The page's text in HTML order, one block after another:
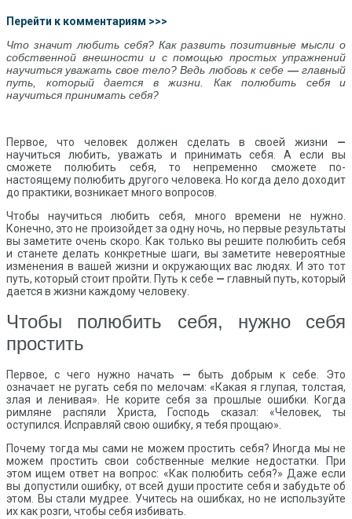
Перейти к комментариям >>>
Что значит любить себя? Как развить позитивные мысли о
собственной внешности и с помощью простых упражнений
научиться уважать свое тело? Ведь любовь к себе —главный
путь, который дается в жизни. Как полюбить себя и
научиться принимать себя?
Первое, что человек должен сделать в своей жизни —
научиться любить, уважать и принимать себя. А если вы
сможете полюбить себя, то непременно сможете по-
настоящему полюбить другого человека. Но когда дело доходит
до практики, возникает много вопросов.
Чтобы научиться любить себя, много времени не нужно.
Конечно, это не произойдет за одну ночь, но первые результаты
вы заметите очень скоро. Как только вы решите полюбить себя
и станете делать конкретные шаги, вы заметите невероятные
изменения в вашей жизни и окружающих вас людях. И это тот
путь, который стоит пройти. Путь к себе — главный путь, который
дается в жизни каждому человеку.
Чтобы полюбить себя, нужно себя
простить
Первое, с чего нужно начать — быть добрым к себе. Это
означает не ругать себя по мелочам: «Какая я глупая, толстая,
злая и ленивая». Не корите себя за прошлые ошибки. Когда
римляне распяли Христа, Господь сказал: «Человек, ты
оступился. Исправляй свою ошибку, я тебя прощаю».
Почему тогда мы сами не можем простить себя? Иногда мы не
можем простить свои собственные мелкие недостатки. При
этом ищем ответ на вопрос: «Как полюбить себя?» Даже если
вы допустили ошибку, от всей души простите себя и забудьте об
этом. Вы стали мудрее. Учитесь на ошибках, но не используйте
их как розги, чтобы себя избивать.